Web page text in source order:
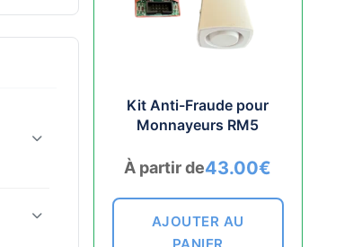
Kit Anti-Fraude pour
Monnayeurs RM5
À partir de43.00€
AJOUTER AU
PANIER